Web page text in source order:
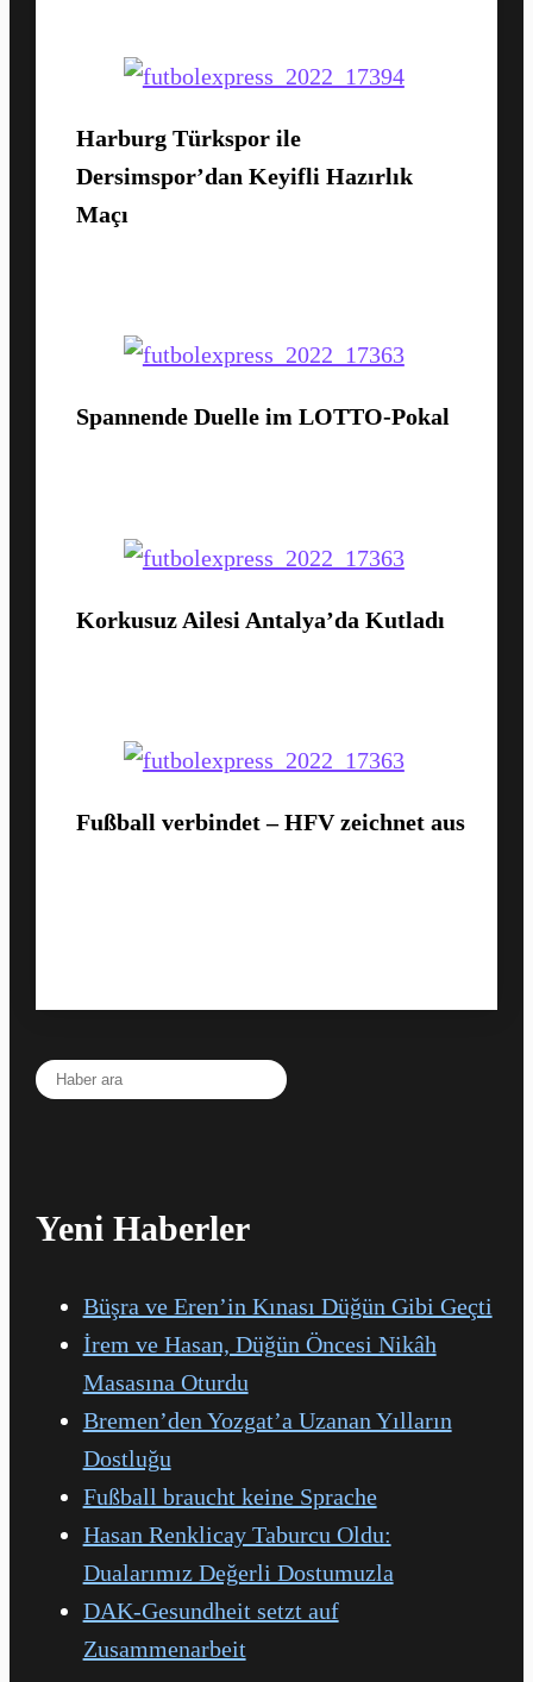
Harburg Türkspor ile
Dersimspor’dan Keyifli Hazırlık
Maçı
Spannende Duelle im LOTTO-Pokal
Korkusuz Ailesi Antalya’da Kutladı
Fußball verbindet – HFV zeichnet aus
Yeni Haberler
Büşra ve Eren’in Kınası Düğün Gibi Geçti
İrem ve Hasan, Düğün Öncesi Nikâh
Masasına Oturdu
Bremen’den Yozgat’a Uzanan Yılların
Dostluğu
Fußball braucht keine Sprache
Hasan Renklicay Taburcu Oldu:
Dualarımız Değerli Dostumuzla
DAK-Gesundheit setzt auf
Zusammenarbeit